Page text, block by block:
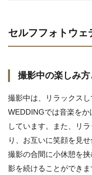
セルフフォトウェ
撮影中の楽しみ
撮影中は、リラックス
WEDDINGでは音楽を
しています。また、リ
り、お互いに笑顔を見
撮影の合間に小休憩を
影を続けることができ